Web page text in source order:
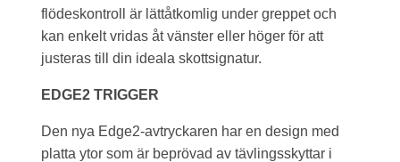
flödeskontroll är lättåtkomlig under greppet och
kan enkelt vridas åt vänster eller höger för att
justeras till din ideala skottsignatur.
EDGE2 TRIGGER
Den nya Edge2-avtryckaren har en design med
platta ytor som är beprövad av tävlingsskyttar i